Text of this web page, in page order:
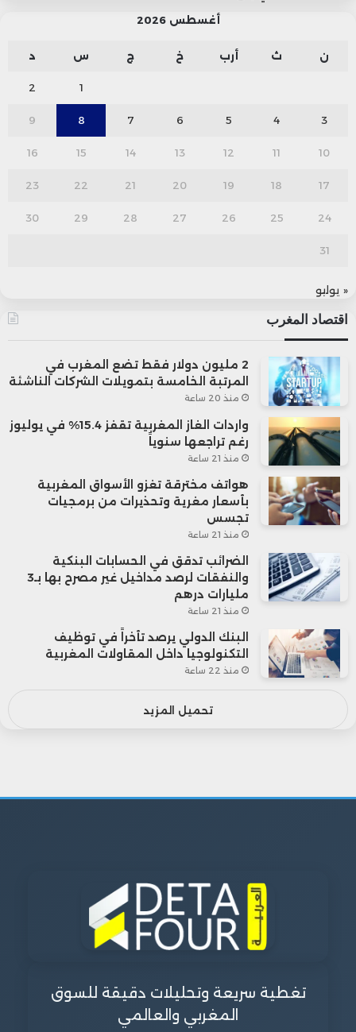
أغسطس 2026
ن ث أرب خ ج س د
1
2
3
4
5
6
7
8
9
10
11
12
13
14
15
16
17
18
19
20
21
22
23
24
25
26
27
28
29
30
31
« يوليو
اقتصاد المغرب
2 مليون دولار فقط تضع المغرب في
المرتبة الخامسة بتمويلات الشركات الناشئة
منذ 20 ساعة
واردات الغاز المغربية تقفز 15.4% في يوليوز
رغم تراجعها سنوياً
منذ 21 ساعة
هواتف مخترقة تغزو الأسواق المغربية
بأسعار مغرية وتحذيرات من برمجيات
تجسس
منذ 21 ساعة
الضرائب تدقق في الحسابات البنكية
والنفقات لرصد مداخيل غير مصرح بها بـ3
مليارات درهم
منذ 21 ساعة
البنك الدولي يرصد تأخراً في توظيف
التكنولوجيا داخل المقاولات المغربية
منذ 22 ساعة
تحميل المزيد
تغطية سريعة وتحليلات دقيقة للسوق
المغربي والعالمي